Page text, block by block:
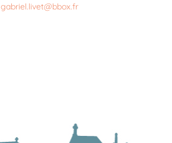
gabriel.livet@bbox.fr